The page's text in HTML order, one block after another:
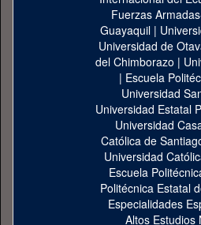
Fuerzas
Guayaquil|
Universidad de
del Chimborazo |
| Escuela
Universidad
Universidad Estatal
Universidad
Católica de
Universidad
Escuela
Politécnica Estatal
Especialidades
Altos Estudios